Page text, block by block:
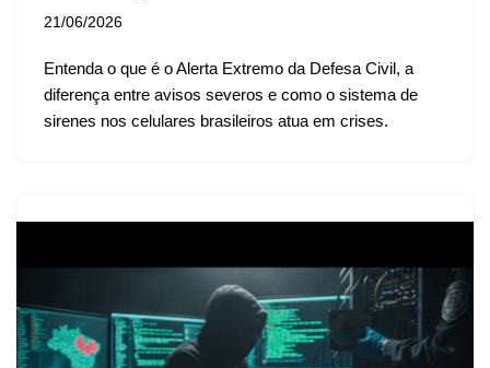
21/06/2026
Entenda o que é o Alerta Extremo da Defesa Civil, a
diferença entre avisos severos e como o sistema de
sirenes nos celulares brasileiros atua em crises.